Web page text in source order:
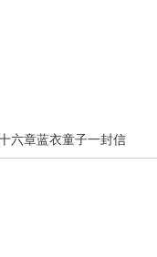
六章蓝衣童子一封信